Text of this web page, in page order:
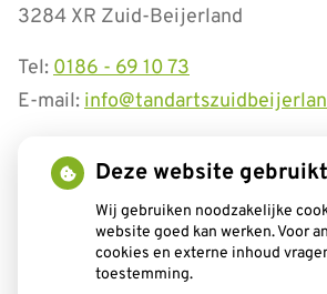
3284 XR Zuid-Beijerland
Tel:0186 - 69 10 73
E-mail:
Openingstijden
Maandag: 08.00tot
-
13.30tot
-
08.00tot
-
Deze website
Wij gebruiken noodzakelijke
website goed kan werken. Voor
cookies en externe inhoud
toestemming.